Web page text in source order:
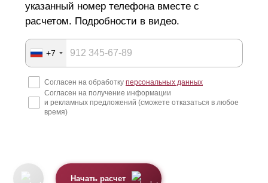
указанный номер телефона вместе с
расчетом. Подробности в видео.
+7
Согласен на обработку персональных данных
Согласен на получение информации
и рекламных предложений (сможете отказаться в любое
время)
Начать расчет